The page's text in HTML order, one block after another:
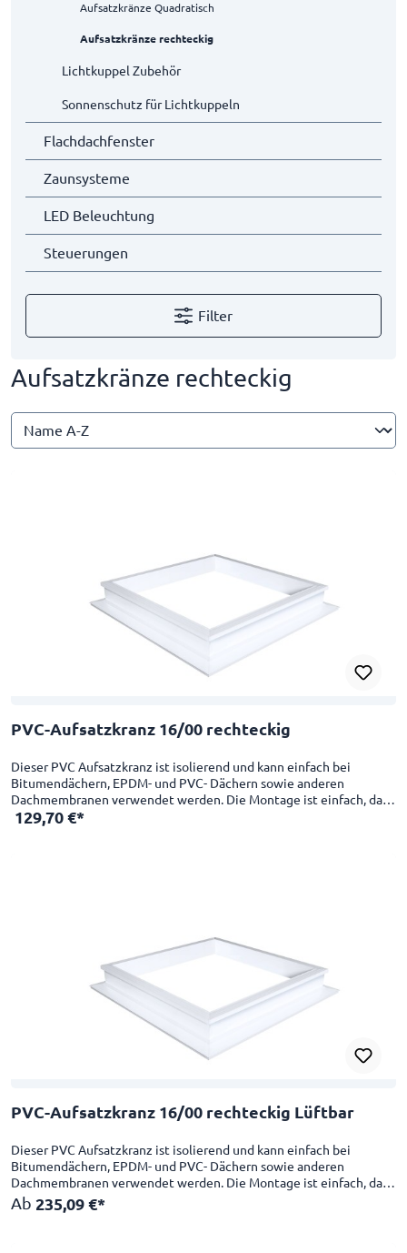
Aufsatzkränze Quadratisch
Aufsatzkränze rechteckig
Lichtkuppel Zubehör
Sonnenschutz für Lichtkuppeln
Flachdachfenster
Zaunsysteme
LED Beleuchtung
Steuerungen
Filter
Aufsatzkränze rechteckig
PVC-Aufsatzkranz 16/00 rechteckig
Dieser PVC Aufsatzkranz ist isolierend und kann einfach bei
Bitumendächern, EPDM- und PVC- Dächern sowie anderen
Dachmembranen verwendet werden. Die Montage ist einfach, da
die Innenseite des Aufsatzkranzes bereits glatt fertiggestellt ist. 4-
129,70 €*
PVC-Aufsatzkranz 16/00 rechteckig Lüftbar
Dieser PVC Aufsatzkranz ist isolierend und kann einfach bei
Bitumendächern, EPDM- und PVC- Dächern sowie anderen
Dachmembranen verwendet werden. Die Montage ist einfach, da
die Innenseite des Aufsatzkranzes bereits glatt fertiggestellt ist. 4-
schalig, U-Wert von 1,00 W/m²K Geeignet als Erhöhungs-,
Ab 235,09 €*